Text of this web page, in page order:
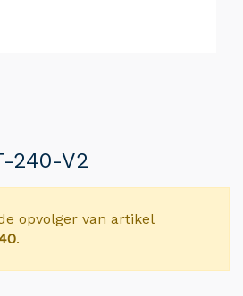
240-V2
opvolger van artikel
.